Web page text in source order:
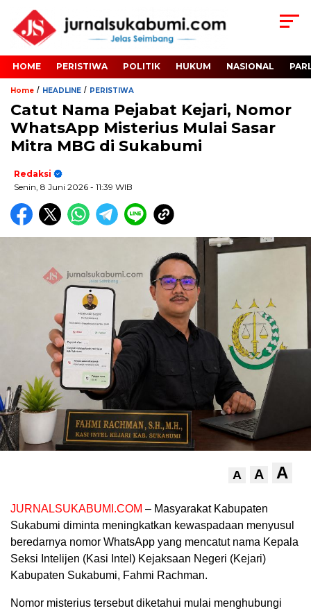
HOME PERISTIWA POLITIK HUKUM NASIONAL
Home / HEADLINE / PERISTIWA
Catut Nama Pejabat Kejari, Nomor
WhatsApp Misterius Mulai Sasar
Mitra MBG di Sukabumi
Redaksi
Senin, 8 Juni 2026 - 11:39 WIB
A A A
JURNALSUKABUMI.COM – Masyarakat Kabupaten
Sukabumi diminta meningkatkan kewaspadaan menyusul
beredarnya nomor WhatsApp yang mencatut nama Kepala
Seksi Intelijen (Kasi Intel) Kejaksaan Negeri (Kejari)
Kabupaten Sukabumi, Fahmi Rachman.
Nomor misterius tersebut diketahui mulai menghubungi